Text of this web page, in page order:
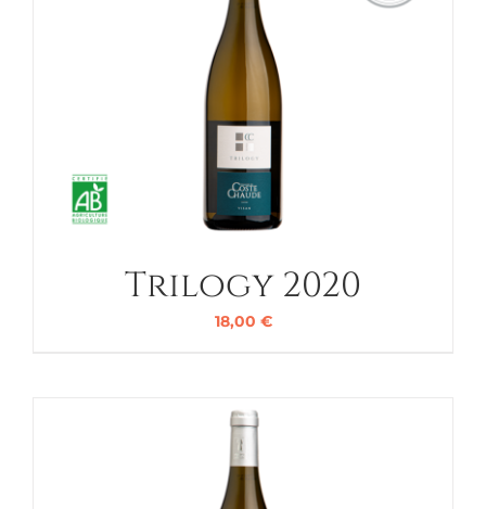
Trilogy 2020
18,00 €